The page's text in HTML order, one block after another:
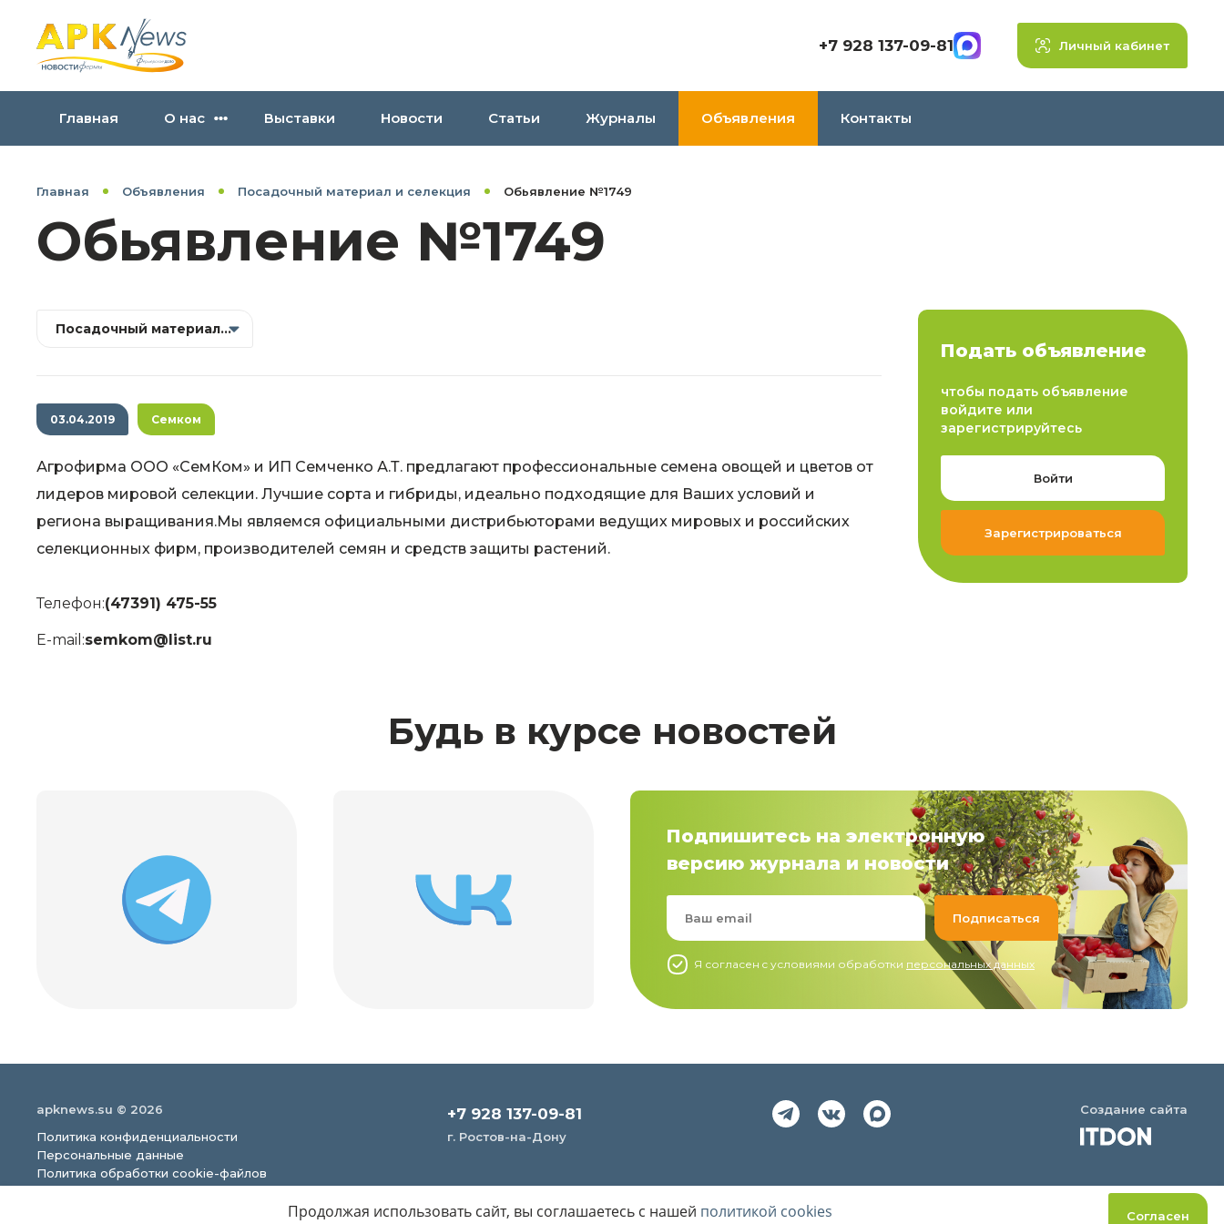
+7 928 137-09-81 Личный кабинет
Главная О нас Выставки Новости Статьи Журналы Объявления Контакты
Главная Объявления Посадочный материал и селекция Обьявление №1749
Обьявление №1749
Подать объявление
чтобы подать объявление
войдите или
зарегистрируйтесь
Войти
Зарегистрироваться
Посадочный материал и селекция
03.04.2019 Семком
Агрофирма ООО «СемКом» и ИП Семченко А.Т. предлагают профессиональные семена овощей и цветов от
лидеров мировой селекции. Лучшие сорта и гибриды, идеально подходящие для Ваших условий и
региона выращивания.Мы являемся официальными дистрибьюторами ведущих мировых и российских
селекционных фирм, производителей семян и средств защиты растений.
Телефон:(47391) 475-55
E-mail:semkom@list.ru
Будь в курсе новостей
Подпишитесь на электронную
версию журнала и новости
Я согласен c условиями обработки персональных данных
apknews.su © 2026
Политика конфиденциальности
Персональные данные
Политика обработки cookie-файлов
+7 928 137-09-81
г. Ростов-на-Дону
Создание сайта
Согласен
Продолжая использовать сайт, вы соглашаетесь с нашей политикой cookies